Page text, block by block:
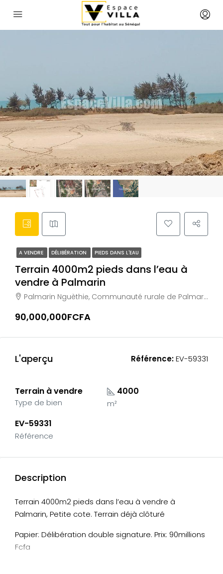
A VENDRE DÉLIBÉRATION PIEDS DANS L'EAU
Terrain 4000m2 pieds dans l’eau à
vendre à Palmarin
Palmarin Nguèthie, Communauté rurale de Palmarin Facao, Arrondissement de Fimela, Département de Fatick, Région de Fatick, Sénégal
90,000,000FCFA
L'aperçu Référence:EV-59331
Terrain à vendre
Type de bien
4000
m²
EV-59331
Référence
Description
Terrain 4000m2 pieds dans l’eau à vendre à
Palmarin, Petite cote. Terrain déjà clôturé
Papier: Délibération double signature. Prix: 90millions
Fcfa